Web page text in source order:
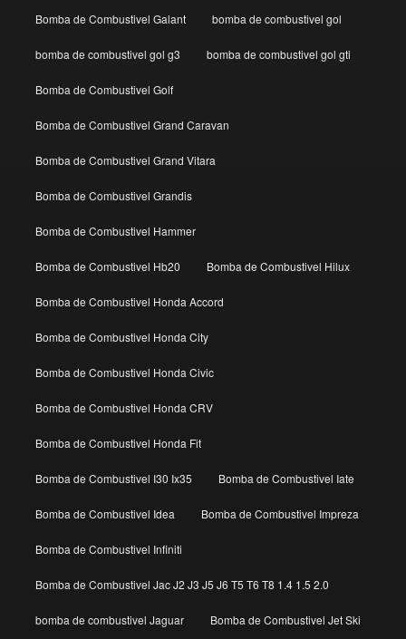
Bomba de Combustivel Galant bomba de combustivel gol
bomba de combustivel gol g3 bomba de combustivel gol gti
Bomba de Combustivel Golf
Bomba de Combustivel Grand Caravan
Bomba de Combustivel Grand Vitara
Bomba de Combustivel Grandis
Bomba de Combustivel Hammer
Bomba de Combustivel Hb20 Bomba de Combustivel Hilux
Bomba de Combustivel Honda Accord
Bomba de Combustivel Honda City
Bomba de Combustivel Honda Civic
Bomba de Combustivel Honda CRV
Bomba de Combustivel Honda Fit
Bomba de Combustivel I30 Ix35 Bomba de Combustivel Iate
Bomba de Combustivel Idea Bomba de Combustivel Impreza
Bomba de Combustivel Infiniti
Bomba de Combustivel Jac J2 J3 J5 J6 T5 T6 T8 1.4 1.5 2.0
bomba de combustivel Jaguar Bomba de Combustivel Jet Ski